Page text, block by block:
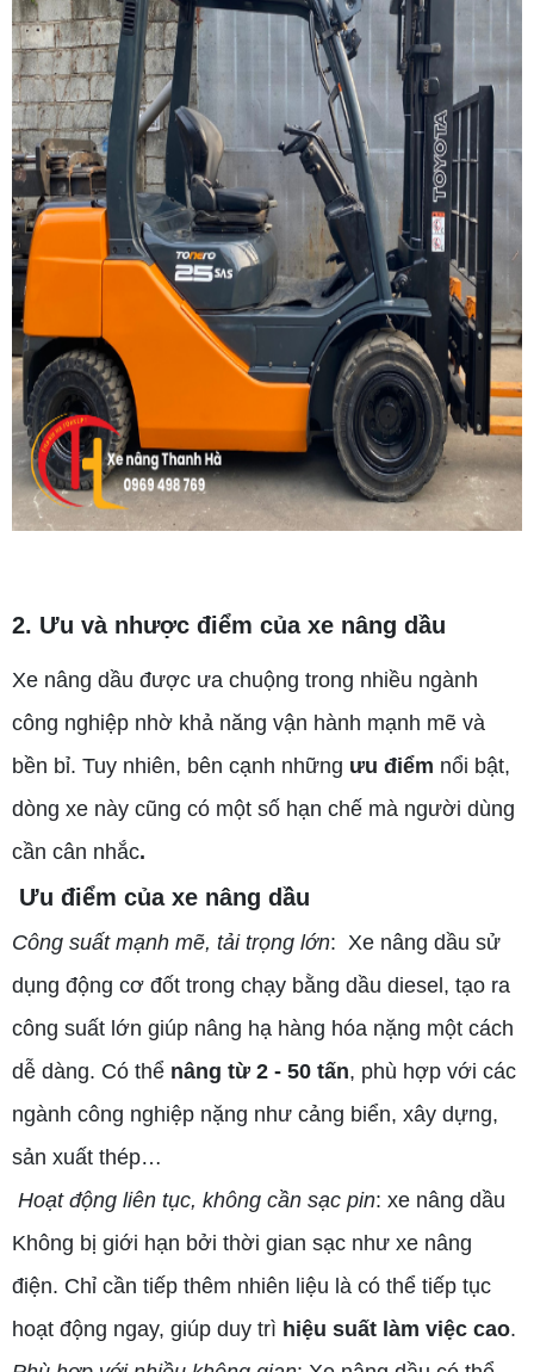
2. Ưu và nhược điểm của xe nâng dầu
Xe nâng dầu được ưa chuộng trong nhiều ngành
công nghiệp nhờ khả năng vận hành mạnh mẽ và
bền bỉ. Tuy nhiên, bên cạnh những ưu điểm nổi bật,
dòng xe này cũng có một số hạn chế mà người dùng
cần cân nhắc.
Ưu điểm của xe nâng dầu
Công suất mạnh mẽ, tải trọng lớn: Xe nâng dầu sử
dụng động cơ đốt trong chạy bằng dầu diesel, tạo ra
công suất lớn giúp nâng hạ hàng hóa nặng một cách
dễ dàng. Có thể nâng từ 2 - 50 tấn, phù hợp với các
ngành công nghiệp nặng như cảng biển, xây dựng,
sản xuất thép…
Hoạt động liên tục, không cần sạc pin: xe nâng dầu
Không bị giới hạn bởi thời gian sạc như xe nâng
điện. Chỉ cần tiếp thêm nhiên liệu là có thể tiếp tục
hoạt động ngay, giúp duy trì hiệu suất làm việc cao.